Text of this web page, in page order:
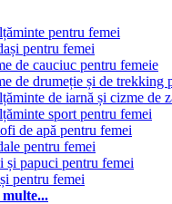
pentru femei
pentru femei
de cauciuc pentru femeie
de drumeție și de trekking
de iarnă și cizme de
sport pentru femei
de apă pentru femei
pentru femei
și papuci pentru femei
pentru femei